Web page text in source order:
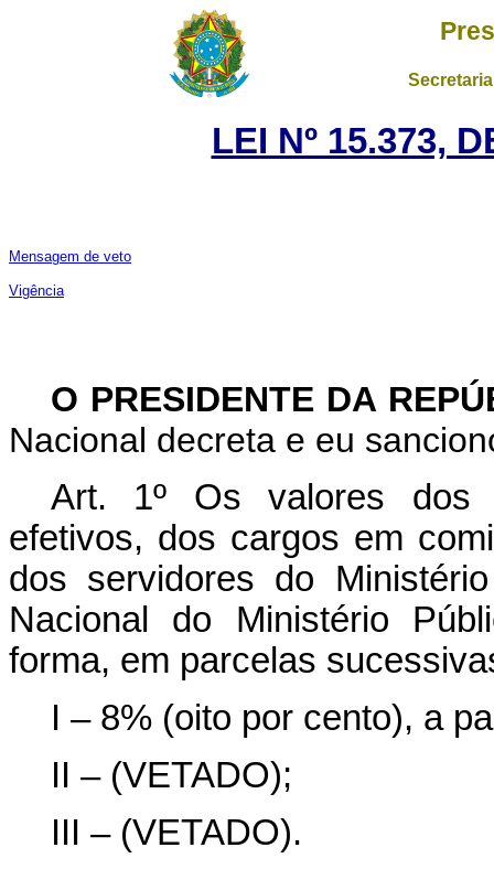
LEI Nº 15.373,
Mensagem de veto
Vigência
O PRESIDENTE DA
Nacional decreta e eu
Art. 1º Os valores dos
efetivos, dos cargos em
dos servidores do
Nacional do Ministério
forma, em parcelas
I – 8% (oito por cento), a
II – (VETADO);
III – (VETADO).